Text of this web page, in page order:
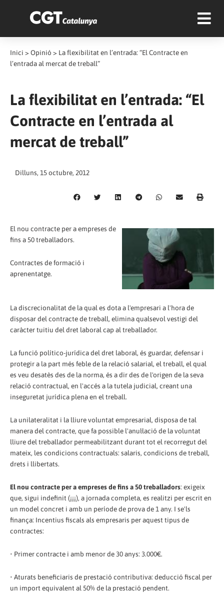
Inici > Opinió > La flexibilitat en l’entrada: “El Contracte en
l’entrada al mercat de treball”
La flexibilitat en l’entrada: “El
Contracte en l’entrada al
mercat de treball”
Dilluns, 15 octubre, 2012
El nou contracte per a empreses de
fins a 50 treballadors.
Contractes de formació i
aprenentatge.
La discrecionalitat de la qual es dota a l'empresari a l'hora de
disposar del contracte de treball, elimina qualsevol vestigi del
caràcter tuitiu del dret laboral cap al treballador.
La funció político-jurídica del dret laboral, és guardar, defensar i
protegir a la part més feble de la relació salarial, el treball, el qual
es veu desatès des de la norma, és a dir des de l'origen de la seva
relació contractual, en l'accés a la tutela judicial, creant una
inseguretat jurídica plena en el treball.
La unilateralitat i la lliure voluntat empresarial, disposa de tal
manera del contracte, que fa possible l'anul·lació de la voluntat
lliure del treballador permeabilitzant durant tot el recorregut del
mateix, les condicions contractuals: salaris, condicions de treball,
drets i llibertats.
El nou contracte per a empreses de fins a 50 treballadors: exigeix
que, sigui indefinit (¡¡¡), a jornada completa, es realitzi per escrit en
un model concret i amb un període de prova de 1 any. I se'ls
finança: Incentius fiscals als empresaris per aquest tipus de
contractes:
• Primer contracte i amb menor de 30 anys: 3.000€.
• Aturats beneficiaris de prestació contributiva: deducció fiscal per
un import equivalent al 50% de la prestació pendent.